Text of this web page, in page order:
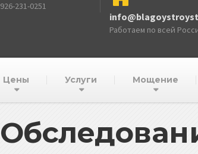
926-231-0251
Работаем по всей
Цены Услуги Мощение